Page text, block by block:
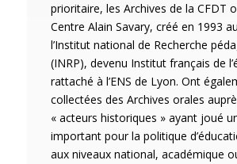
prioritaire, les Archives de la CFDT
Centre Alain Savary, créé en 1993
l’Institut national de Recherche
(INRP), devenu Institut français de
rattaché à l’ENS de Lyon. Ont
collectées des Archives orales
« acteurs historiques » ayant joué
important pour la politique
aux niveaux national, académique